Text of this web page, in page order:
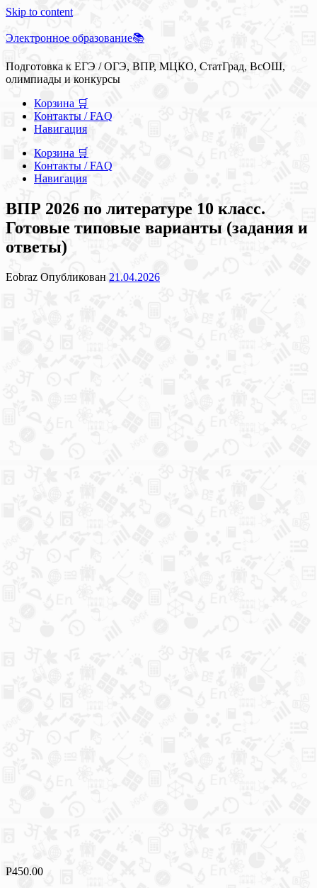
Skip to content
Электронное образование📚
Подготовка к ЕГЭ / ОГЭ, ВПР, МЦКО, СтатГрад, ВсОШ,
олимпиады и конкурсы
Корзина 🛒
Контакты / FAQ
Навигация
Корзина 🛒
Контакты / FAQ
Навигация
ВПР 2026 по литературе 10 класс.
Готовые типовые варианты (задания и
ответы)
Eobraz Опубликован 21.04.2026
Р450.00